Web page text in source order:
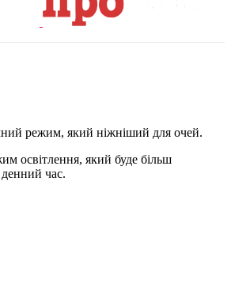
режим, який ніжніший для очей.
освітлення, який буде більш
час.